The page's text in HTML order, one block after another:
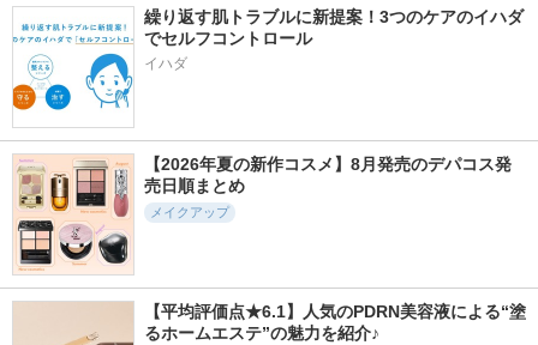
繰り返す肌トラブルに新提案！3つのケアのイハダ
でセルフコントロール
イハダ
【2026年夏の新作コスメ】8月発売のデパコス発
売日順まとめ
メイクアップ
【平均評価点★6.1】人気のPDRN美容液による“塗
るホームエステ”の魅力を紹介♪